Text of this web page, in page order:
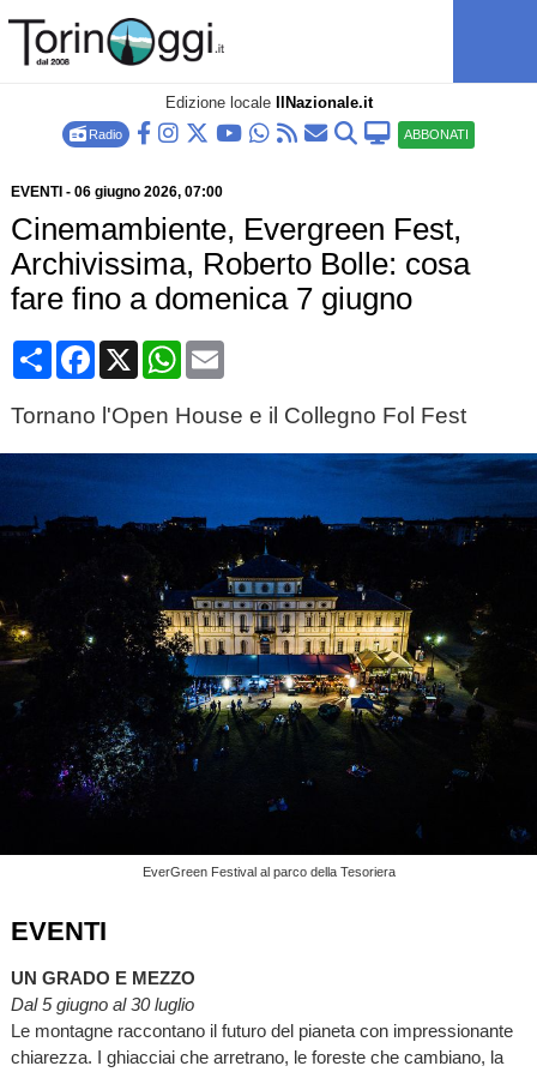
Edizione locale IlNazionale.it
Radio ABBONATI
EVENTI - 06 giugno 2026, 07:00
Cinemambiente, Evergreen Fest,
Archivissima, Roberto Bolle: cosa
fare fino a domenica 7 giugno
CondividiFacebook
X WhatsApp
Email
Tornano l'Open House e il Collegno Fol Fest
EverGreen Festival al parco della Tesoriera
EVENTI
UN GRADO E MEZZO
Dal 5 giugno al 30 luglio
Le montagne raccontano il futuro del pianeta con impressionante
chiarezza. I ghiacciai che arretrano, le foreste che cambiano, la